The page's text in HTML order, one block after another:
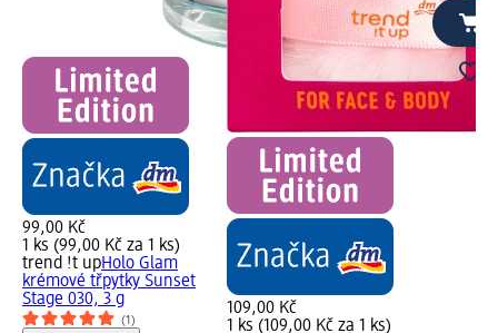
99,00 Kč
1 ks (99,00 Kč za 1 ks)
trend !t upHolo Glam
krémové třpytky Sunset
Stage 030, 3 g
(1)
109,00 Kč
1 ks (109,00 Kč za 1 ks)